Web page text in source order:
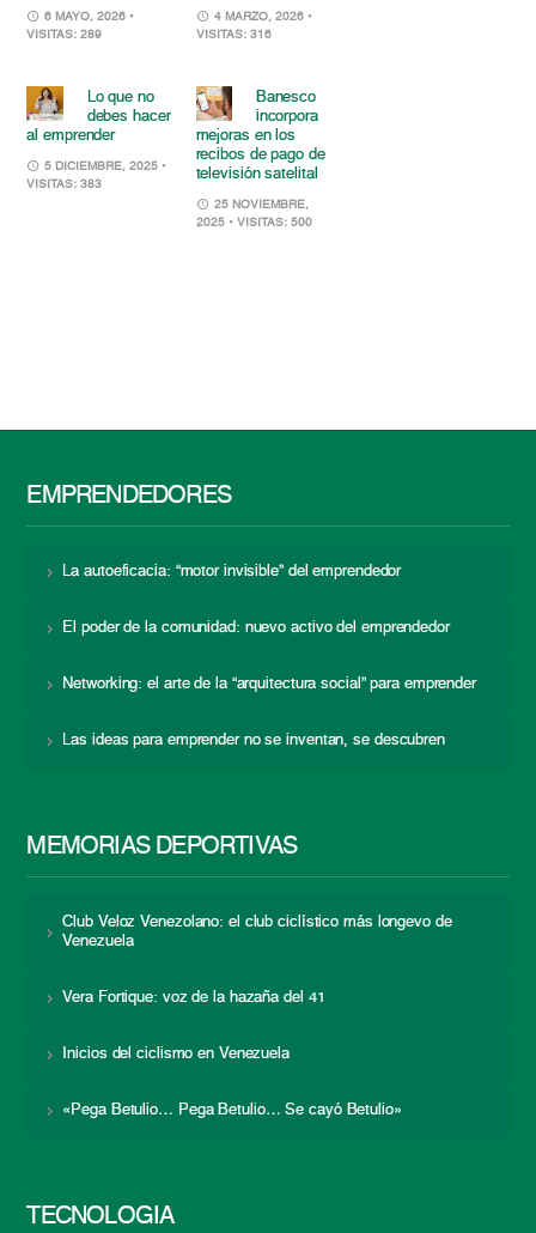
6 MAYO, 2026 •
VISITAS: 289
4 MARZO, 2026 •
VISITAS: 316
Lo que no
debes hacer
al emprender
5 DICIEMBRE, 2025 •
VISITAS: 383
Banesco
incorpora
mejoras en los
recibos de pago de
televisión satelital
25 NOVIEMBRE,
2025 • VISITAS: 500
EMPRENDEDORES
La autoeficacia: “motor invisible” del emprendedor
El poder de la comunidad: nuevo activo del emprendedor
Networking: el arte de la “arquitectura social” para emprender
Las ideas para emprender no se inventan, se descubren
MEMORIAS DEPORTIVAS
Club Veloz Venezolano: el club ciclístico más longevo de
Venezuela
Vera Fortique: voz de la hazaña del 41
Inicios del ciclismo en Venezuela
«Pega Betulio… Pega Betulio… Se cayó Betulio»
TECNOLOGÍA